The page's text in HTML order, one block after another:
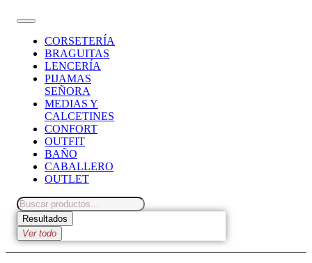
CORSETERÍA
BRAGUITAS
LENCERÍA
PIJAMAS
SEÑORA
MEDIAS Y
CALCETINES
CONFORT
OUTFIT
BAÑO
CABALLERO
OUTLET
Search
...Resultados
Ver todo